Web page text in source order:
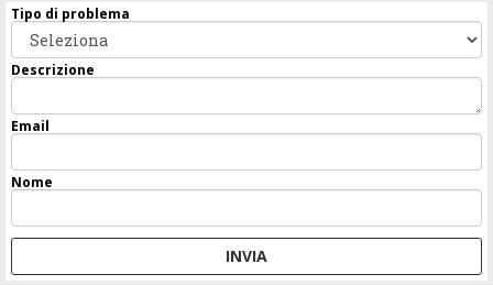
Tipo di problema
Descrizione
Email
Nome